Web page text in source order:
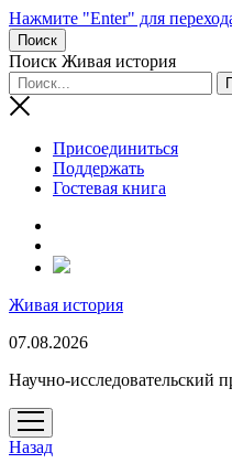
Нажмите "Enter" для
Поиск
Поиск Живая история
Присоединиться
Поддержать
Гостевая книга
RuTube
Живая история
07.08.2026
Научно-исследовательский
открыть
меню
Назад